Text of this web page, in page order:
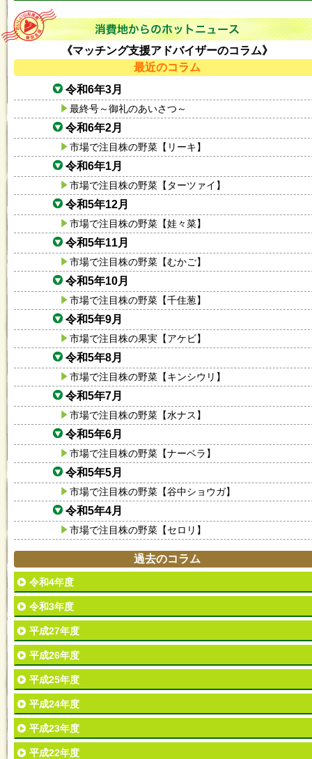
《マッチング支援アドバイザーのコラム》
最近のコラム
令和6年3月
最終号～御礼のあいさつ～
令和6年2月
市場で注目株の野菜【リーキ】
令和6年1月
市場で注目株の野菜【ターツァイ】
令和5年12月
市場で注目株の野菜【娃々菜】
令和5年11月
市場で注目株の野菜【むかご】
令和5年10月
市場で注目株の野菜【千住葱】
令和5年9月
市場で注目株の果実【アケビ】
令和5年8月
市場で注目株の野菜【キンシウリ】
令和5年7月
市場で注目株の野菜【水ナス】
令和5年6月
市場で注目株の野菜【ナーベラ】
令和5年5月
市場で注目株の野菜【谷中ショウガ】
令和5年4月
市場で注目株の野菜【セロリ】
過去のコラム
令和4年度
令和3年度
平成27年度
平成26年度
平成25年度
平成24年度
平成23年度
平成22年度